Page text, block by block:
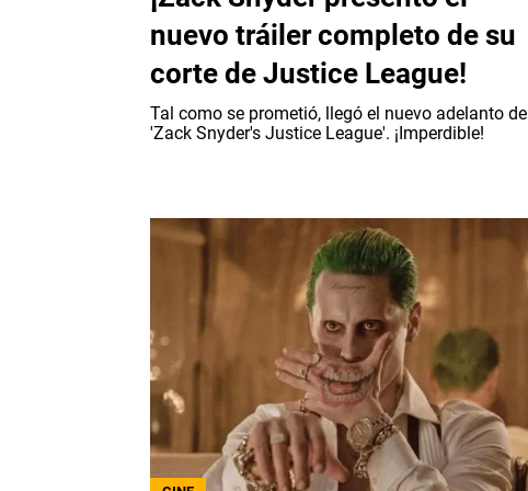
nuevo tráiler completo de su
corte de Justice League!
Tal como se prometió, llegó el nuevo adelanto de
'Zack Snyder's Justice League'. ¡Imperdible!